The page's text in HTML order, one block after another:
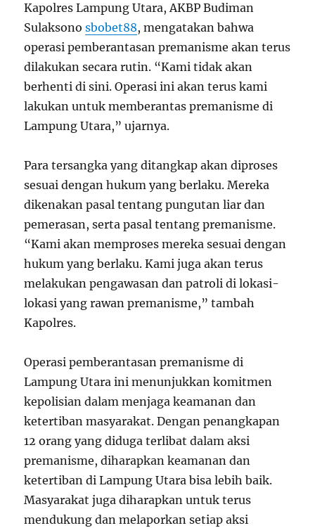
Kapolres Lampung Utara, AKBP Budiman
Sulaksonosbobet88, mengatakan bahwa
operasi pemberantasan premanisme akan terus
dilakukan secara rutin. “Kami tidak akan
berhenti di sini. Operasi ini akan terus kami
lakukan untuk memberantas premanisme di
Lampung Utara,” ujarnya.
Para tersangka yang ditangkap akan diproses
sesuai dengan hukum yang berlaku. Mereka
dikenakan pasal tentang pungutan liar dan
pemerasan, serta pasal tentang premanisme.
“Kami akan memproses mereka sesuai dengan
hukum yang berlaku. Kami juga akan terus
melakukan pengawasan dan patroli di lokasi-
lokasi yang rawan premanisme,” tambah
Kapolres.
Operasi pemberantasan premanisme di
Lampung Utara ini menunjukkan komitmen
kepolisian dalam menjaga keamanan dan
ketertiban masyarakat. Dengan penangkapan
12 orang yang diduga terlibat dalam aksi
premanisme, diharapkan keamanan dan
ketertiban di Lampung Utara bisa lebih baik.
Masyarakat juga diharapkan untuk terus
mendukung dan melaporkan setiap aksi